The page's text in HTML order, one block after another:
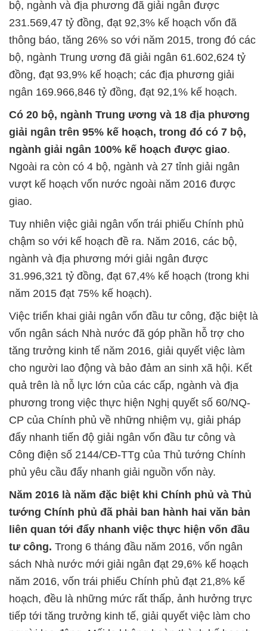
bộ, ngành và địa phương đã giải ngân được
231.569,47 tỷ đồng, đạt 92,3% kế hoạch vốn đã
thông báo, tăng 26% so với năm 2015, trong đó các
bộ, ngành Trung ương đã giải ngân 61.602,624 tỷ
đồng, đạt 93,9% kế hoạch; các địa phương giải
ngân 169.966,846 tỷ đồng, đạt 92,1% kế hoạch.
Có 20 bộ, ngành Trung ương và 18 địa phương
giải ngân trên 95% kế hoạch, trong đó có 7 bộ,
ngành giải ngân 100% kế hoạch được giao.
Ngoài ra còn có 4 bộ, ngành và 27 tỉnh giải ngân
vượt kế hoạch vốn nước ngoài năm 2016 được
giao.
Tuy nhiên việc giải ngân vốn trái phiếu Chính phủ
chậm so với kế hoạch đề ra. Năm 2016, các bộ,
ngành và địa phương mới giải ngân được
31.996,321 tỷ đồng, đạt 67,4% kế hoạch (trong khi
năm 2015 đạt 75% kế hoạch).
Việc triển khai giải ngân vốn đầu tư công, đặc biệt là
vốn ngân sách Nhà nước đã góp phần hỗ trợ cho
tăng trưởng kinh tế năm 2016, giải quyết việc làm
cho người lao động và bảo đảm an sinh xã hội. Kết
quả trên là nỗ lực lớn của các cấp, ngành và địa
phương trong việc thực hiện Nghị quyết số 60/NQ-
CP của Chính phủ về những nhiệm vụ, giải pháp
đẩy nhanh tiến độ giải ngân vốn đầu tư công và
Công điện số 2144/CĐ-TTg của Thủ tướng Chính
phủ yêu cầu đẩy nhanh giải nguồn vốn này.
Năm 2016 là năm đặc biệt khi Chính phủ và Thủ
tướng Chính phủ đã phải ban hành hai văn bản
liên quan tới đẩy nhanh việc thực hiện vốn đầu
tư công. Trong 6 tháng đầu năm 2016, vốn ngân
sách Nhà nước mới giải ngân đạt 29,6% kế hoạch
năm 2016, vốn trái phiếu Chính phủ đạt 21,8% kế
hoạch, đều là những mức rất thấp, ảnh hưởng trực
tiếp tới tăng trưởng kinh tế, giải quyết việc làm cho